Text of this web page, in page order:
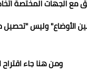
مع الجهات المختصة
الأوضاع" وليس "تحصيل
ومن هنا جاء اقتراح